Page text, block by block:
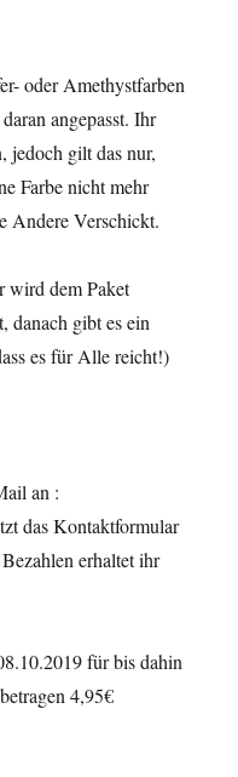
oder Amethystfarben
angepasst. Ihr
jedoch gilt das nur,
Farbe nicht mehr
Andere Verschickt.
wird dem Paket
danach gibt es ein
es für Alle reicht!)
an :
das Kontaktformular
erhaltet ihr
für bis dahin
4,95€